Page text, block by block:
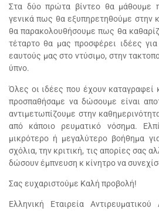
Στα δύο πρώτα βίντεο θα μάθουμε
γενικά πως θα εξυπηρετηθούμε στην
θα παρακολουθήσουμε πως θα
τέταρτο θα μας προσφέρει ιδέες
εαυτούς μας στο ντύσιμο, στην
ύπνο.
Όλες οι ιδέες που έχουν καταγραφεί
προσπαθήσαμε να δώσουμε είναι
αντιμετωπίζουμε στην
από κάποιο ρευματικό νόσημα.
μικρότερο ή μεγαλύτερο βοήθημα
σχόλια, την κριτική, τις απορίες σας
δώσουν έμπνευση κ κίνητρο να
Σας ευχαριστούμε Καλή προβολή!
Ελληνική Εταιρεία